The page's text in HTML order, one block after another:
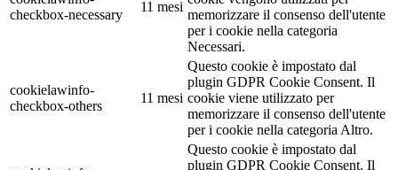
checkbox-necessary
11 mesi
memorizzare il consenso dell'utente
per i cookie nella categoria
Necessari.
cookielawinfo-
checkbox-others
11 mesi
Questo cookie è impostato dal
plugin GDPR Cookie Consent. Il
cookie viene utilizzato per
memorizzare il consenso dell'utente
per i cookie nella categoria Altro.
Questo cookie è impostato dal
plugin GDPR Cookie Consent. Il